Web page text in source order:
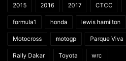
2015 2016 2017 CTCC
formula1 honda lewis hamilton
Motocross motogp Parque Viva
Rally Dakar Toyota wrc